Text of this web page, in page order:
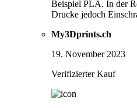
Beispiel PLA. In der
Drucke jedoch
My3Dprints.ch
19. November 2023
Verifizierter Kauf